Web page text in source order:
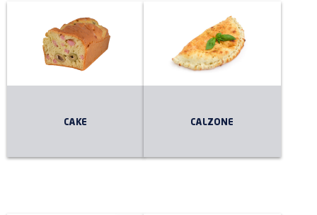
CAKE CALZONE